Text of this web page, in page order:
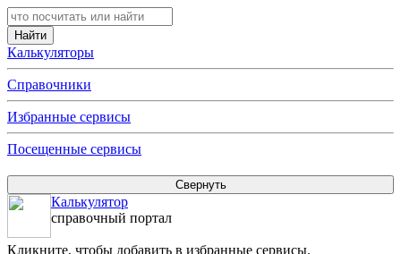
Калькуляторы
Справочники
Избранные сервисы
Посещенные сервисы
Калькулятор
справочный портал
Кликните, чтобы добавить в избранные сервисы.